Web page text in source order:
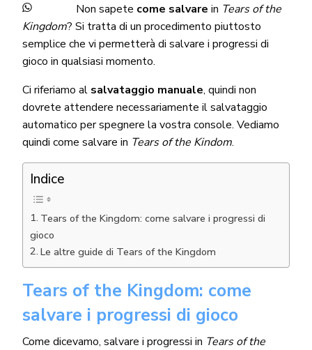
Non sapete come salvare in Tears of the
Kingdom? Si tratta di un procedimento piuttosto
semplice che vi permetterà di salvare i progressi di
gioco in qualsiasi momento.
Ci riferiamo al salvataggio manuale, quindi non
dovrete attendere necessariamente il salvataggio
automatico per spegnere la vostra console. Vediamo
quindi come salvare in Tears of the Kindom.
Indice
Tears of the Kingdom: come salvare i progressi di
gioco
Le altre guide di Tears of the Kingdom
Tears of the Kingdom: come
salvare i progressi di gioco
Come dicevamo, salvare i progressi in Tears of the